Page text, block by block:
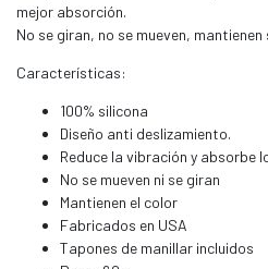
mejor absorción.
No se giran, no se mueven,
Características:
100% silicona
Diseño anti deslizamiento.
Reduce la vibración y absorbe
No se mueven ni se giran
Mantienen el color
Fabricados en USA
Tapones de manillar incluidos